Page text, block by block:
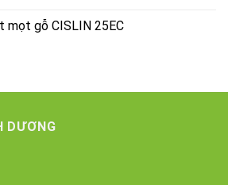
mọt gỗ CISLIN 25EC
DƯƠNG